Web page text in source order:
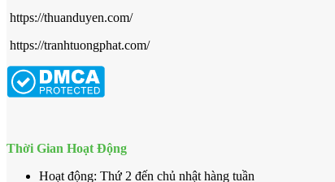
https://thuanduyen.com/
https://tranhtuongphat.com/
Thời Gian Hoạt Động
Hoạt động: Thứ 2 đến chủ nhật hàng tuần